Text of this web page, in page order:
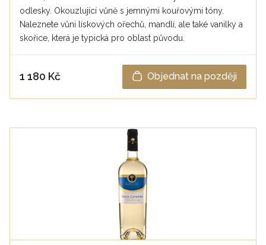
odlesky. Okouzlující vůně s jemnými kouřovými tóny.
Naleznete vůni lískových ořechů, mandlí, ale také vanilky a
skořice, která je typická pro oblast původu.
1 180 Kč Objednat na později